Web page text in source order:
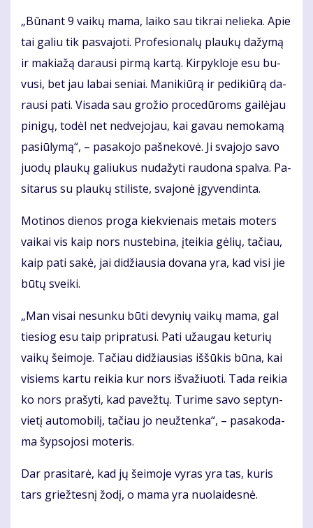
„Bū­nant 9 vai­kų ma­ma, lai­ko sau tik­rai ne­lie­ka. Apie
tai ga­liu tik pa­sva­jo­ti. Pro­fe­sio­na­lų plau­kų da­žy­mą
ir ma­kia­žą da­rau­si pir­mą kar­tą. Kir­pyk­lo­je esu bu­
vu­si, bet jau la­bai se­niai. Ma­ni­kiū­rą ir pe­di­kiū­rą da­
rau­si pa­ti. Vi­sa­da sau gro­žio pro­ce­dū­roms gai­lė­jau
pi­ni­gų, to­dėl net ne­dve­jo­jau, kai ga­vau ne­mo­ka­mą
pa­siū­ly­mą“, – pa­sa­ko­jo pa­šne­ko­vė. Ji sva­jo­jo sa­vo
juo­dų plau­kų ga­liu­kus nu­da­žy­ti rau­do­na spal­va. Pa­
si­ta­rus su plau­kų sti­lis­te, sva­jo­nė įgy­ven­din­ta.
Mo­ti­nos die­nos pro­ga kiek­vie­nais me­tais mo­ters
vai­kai vis kaip nors nu­ste­bi­na, įtei­kia gė­lių, ta­čiau,
kaip pa­ti sa­kė, jai di­džiau­sia do­va­na yra, kad vi­si jie
bū­tų svei­ki.
„Man vi­sai ne­sun­ku bū­ti de­vy­nių vai­kų ma­ma, gal
tie­siog esu taip pri­pra­tu­si. Pa­ti už­au­gau ke­tu­rių
vai­kų šei­mo­je. Ta­čiau di­džiau­sias iš­šū­kis bū­na, kai
vi­siems kar­tu rei­kia kur nors iš­va­žiuo­ti. Ta­da rei­kia
ko nors pra­šy­ti, kad pa­vež­tų. Tu­ri­me sa­vo sep­tyn­
vie­tį au­to­mo­bi­lį, ta­čiau jo ne­už­ten­ka“, – pa­sa­ko­da­
ma šyp­so­jo­si mo­te­ris.
Dar pra­si­ta­rė, kad jų šei­mo­je vy­ras yra tas, ku­ris
tars griež­tes­nį žo­dį, o ma­ma yra nuo­lai­des­nė.